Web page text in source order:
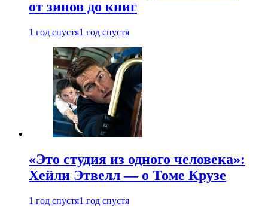
от зинов до книг
1 год спустя1 год спустя
«Это студия из одного человека»:
Хейли Этвелл — о Томе Крузе
1 год спустя1 год спустя